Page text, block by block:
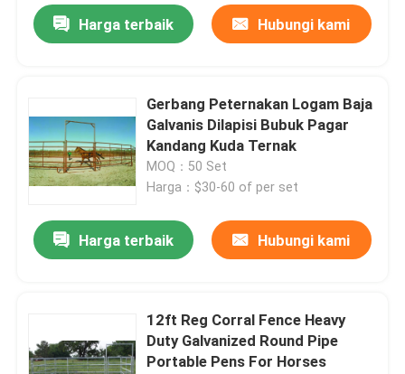
Tentang kita
Harga terbaik Hubungi kami
Gerbang Peternakan Logam Baja
Galvanis Dilapisi Bubuk Pagar
Kandang Kuda Ternak
MOQ：50 Set
Harga：$30-60 of per set
Harga terbaik Hubungi kami
12ft Reg Corral Fence Heavy
Duty Galvanized Round Pipe
Portable Pens For Horses